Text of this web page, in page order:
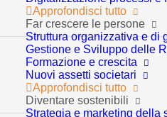
Approfondisci tutto
Far crescere le persone
Struttura organizzativa e di
Gestione e Sviluppo delle
Formazione e crescita
Nuovi assetti societari
Approfondisci tutto
Diventare sostenibili
Strategia e marketing della